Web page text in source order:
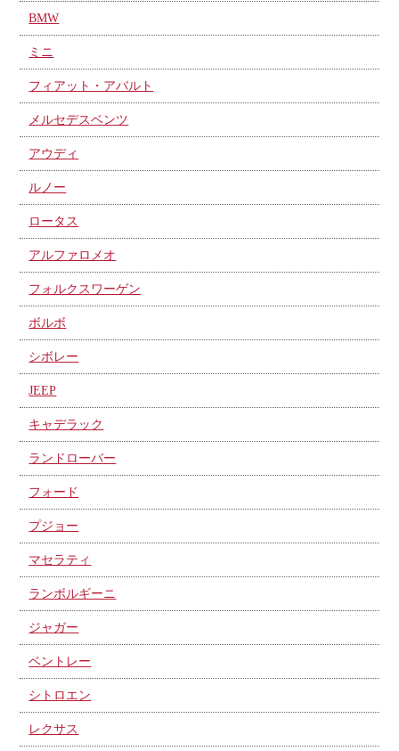
BMW
ミニ
フィアット・アバルト
メルセデスベンツ
アウディ
ルノー
ロータス
アルファロメオ
フォルクスワーゲン
ボルボ
シボレー
JEEP
キャデラック
ランドローバー
フォード
プジョー
マセラティ
ランボルギーニ
ジャガー
ベントレー
シトロエン
レクサス